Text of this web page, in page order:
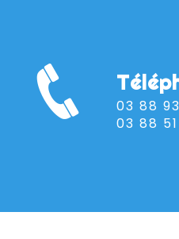
03 88
03 88 51